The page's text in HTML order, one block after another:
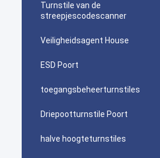
Turnstile van de
streepjescodescanner
Veiligheidsagent House
ESD Poort
toegangsbeheerturnstiles
Driepootturnstile Poort
halve hoogteturnstiles